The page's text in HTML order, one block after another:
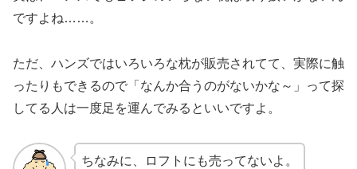
ですよね……。
ただ、ハンズではいろいろな枕が販売されてて、実際に触
ったりもできるので「なんか合うのがないかな～」って探
してる人は一度足を運んでみるといいですよ。
ちなみに、ロフトにも売ってないよ。